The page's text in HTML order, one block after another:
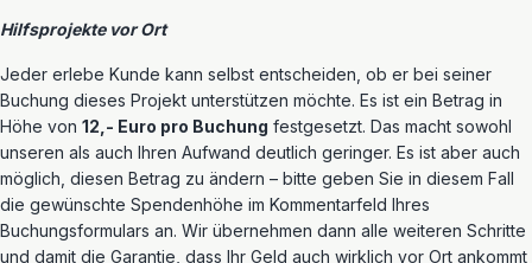
Hilfsprojekte vor Ort
Jeder erlebe Kunde kann selbst entscheiden, ob er bei seiner
Buchung dieses Projekt unterstützen möchte. Es ist ein Betrag in
Höhe von 12,- Euro pro Buchung festgesetzt. Das macht sowohl
unseren als auch Ihren Aufwand deutlich geringer. Es ist aber auch
möglich, diesen Betrag zu ändern – bitte geben Sie in diesem Fall
die gewünschte Spendenhöhe im Kommentarfeld Ihres
Buchungsformulars an. Wir übernehmen dann alle weiteren Schritte
und damit die Garantie, dass Ihr Geld auch wirklich vor Ort ankommt